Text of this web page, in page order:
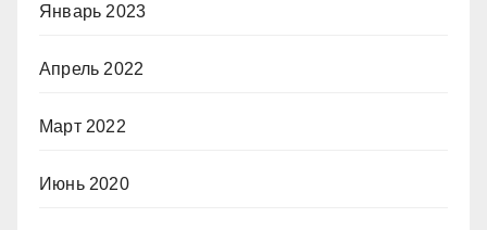
Январь 2023
Апрель 2022
Март 2022
Июнь 2020